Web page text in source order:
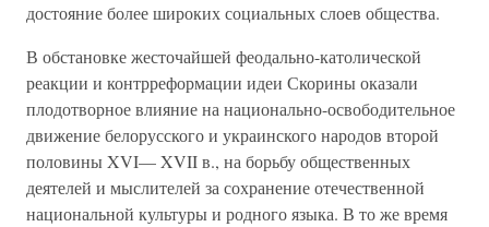
достояние более широких социальных слоев общества.
В обстановке жесточайшей феодально-католической
реакции и контрреформации идеи Скорины оказали
плодотворное влияние на национально-освободительное
движение белорусского и украинского народов второй
половины XVI— XVII в., на борьбу общественных
деятелей и мыслителей за сохранение отечественной
национальной культуры и родного языка. В то же время